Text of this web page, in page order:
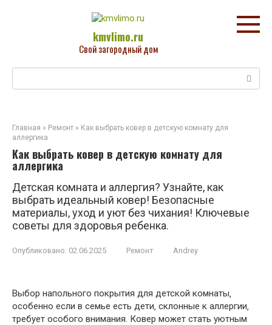
kmvlimo.ru
Свой загородный дом
Главная » Ремонт » Как выбрать ковер в детскую комнату для
аллергика
Как выбрать ковер в детскую комнату для
аллергика
Детская комната и аллергия? Узнайте, как
выбрать идеальный ковер! Безопасные
материалы, уход и уют без чихания! Ключевые
советы для здоровья ребенка.
Опубликовано: 02.06.2025 Ремонт Andrey
Выбор напольного покрытия для детской комнаты‚
особенно если в семье есть дети‚ склонные к аллергии‚
требует особого внимания. Ковер может стать уютным